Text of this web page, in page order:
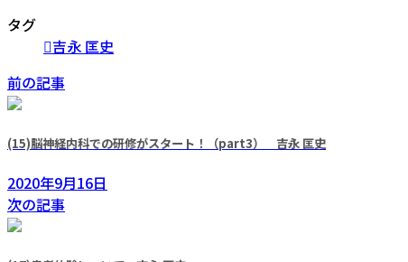
タグ
吉永 匡史
前の記事
(15)脳神経内科での研修がスタート！（part3） 吉永 匡史
2020年9月16日
次の記事